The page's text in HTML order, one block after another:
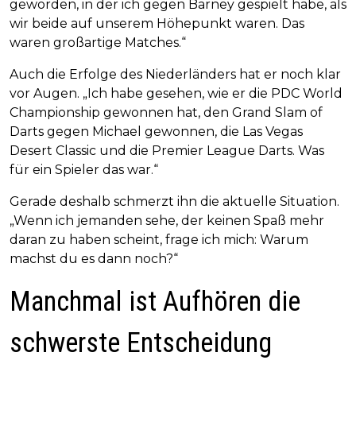
geworden, in der ich gegen Barney gespielt habe, als
wir beide auf unserem Höhepunkt waren. Das
waren großartige Matches.“
Auch die Erfolge des Niederländers hat er noch klar
vor Augen. „Ich habe gesehen, wie er die PDC World
Championship gewonnen hat, den Grand Slam of
Darts gegen Michael gewonnen, die Las Vegas
Desert Classic und die Premier League Darts. Was
für ein Spieler das war.“
Gerade deshalb schmerzt ihn die aktuelle Situation.
„Wenn ich jemanden sehe, der keinen Spaß mehr
daran zu haben scheint, frage ich mich: Warum
machst du es dann noch?“
Manchmal ist Aufhören die
schwerste Entscheidung